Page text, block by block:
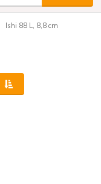
Ishi 88 L, 8,8 cm